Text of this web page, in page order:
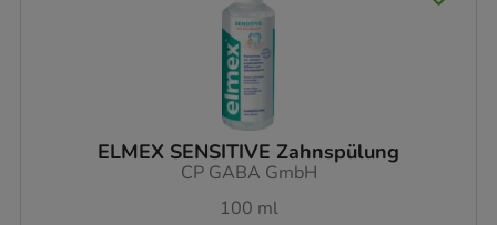
ELMEX SENSITIVE Zahnspülung
CP GABA GmbH
100 ml